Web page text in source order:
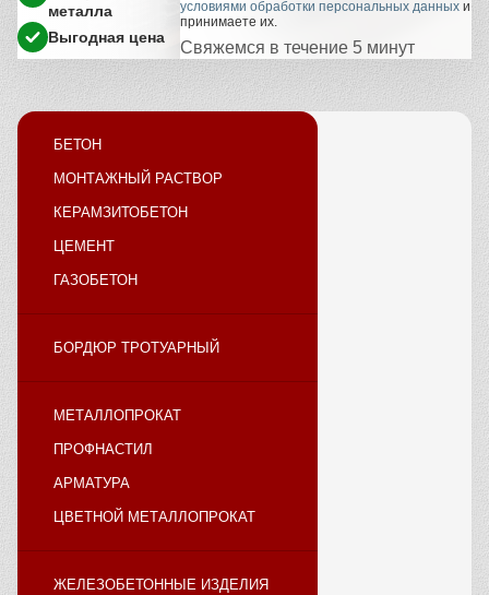
металла
Выгодная цена
условиями обработки персональных данных и
принимаете их.
Свяжемся в течение 5 минут
БЕТОН
МОНТАЖНЫЙ РАСТВОР
КЕРАМЗИТОБЕТОН
ЦЕМЕНТ
ГАЗОБЕТОН
БОРДЮР ТРОТУАРНЫЙ
МЕТАЛЛОПРОКАТ
ПРОФНАСТИЛ
АРМАТУРА
ЦВЕТНОЙ МЕТАЛЛОПРОКАТ
ЖЕЛЕЗОБЕТОННЫЕ ИЗДЕЛИЯ